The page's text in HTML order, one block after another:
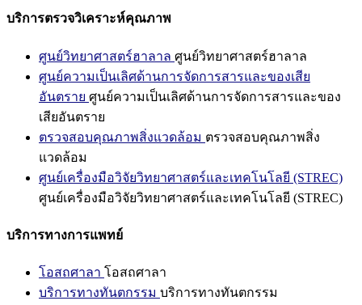
บริการตรวจวิเคราะห์คุณภาพ
ศูนย์วิทยาศาสตร์ฮาลาล ศูนย์วิทยาศาสตร์ฮาลาล
ศูนย์ความเป็นเลิศด้านการจัดการสารและของเสีย
อันตราย ศูนย์ความเป็นเลิศด้านการจัดการสารและของ
เสียอันตราย
ตรวจสอบคุณภาพสิ่งแวดล้อม ตรวจสอบคุณภาพสิ่ง
แวดล้อม
ศูนย์เครื่องมือวิจัยวิทยาศาสตร์และเทคโนโลยี (STREC)
ศูนย์เครื่องมือวิจัยวิทยาศาสตร์และเทคโนโลยี (STREC)
บริการทางการแพทย์
โอสถศาลา โอสถศาลา
บริการทางทันตกรรม บริการทางทันตกรรม